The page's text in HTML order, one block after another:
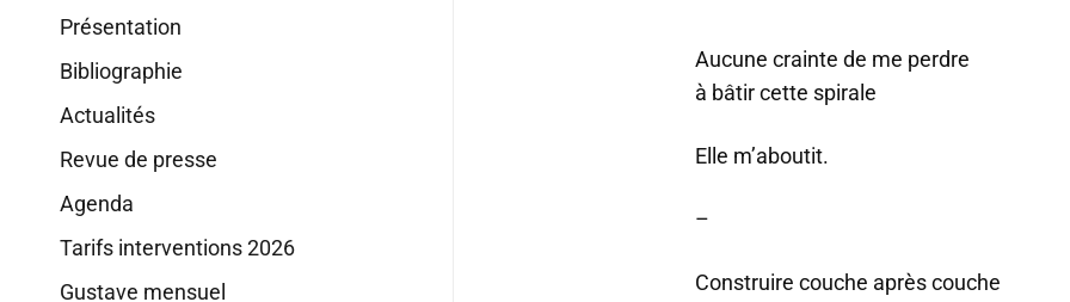
Présentation
Bibliographie
Actualités
Revue de presse
Agenda
Tarifs interventions 2026
Gustave mensuel
Aucune crainte de me perdre
à bâtir cette spirale
Elle m’aboutit.
–
Construire couche après couche